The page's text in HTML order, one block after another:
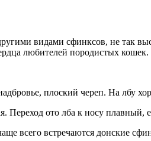
видами сфинксов, не так
любителей породистых кошек.
плоский череп. На лбу
Переход ото лба к носу плавный,
всего встречаются донские